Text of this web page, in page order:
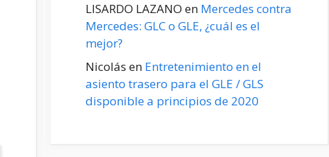
LISARDO LAZANO en Mercedes contra
Mercedes: GLC o GLE, ¿cuál es el
mejor?
Nicolás en Entretenimiento en el
asiento trasero para el GLE / GLS
disponible a principios de 2020